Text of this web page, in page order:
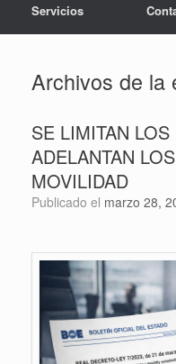
Servicios
Archivos de la
SE LIMITAN
ADELANTAN
MOVILIDAD
Publicado el marzo 28,